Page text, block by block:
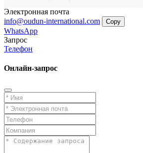
Электронная почта
info@oudun-international.com
Copy
WhatsApp
Запрос
Телефон
Онлайн-запрос